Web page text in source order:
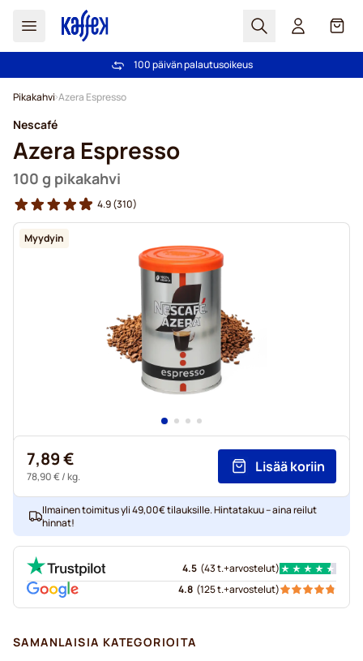
Haku Kori
Ilmainen toimitus yli 49,00€ tilauksille
100 päivän palautusoikeus
Pikakahvi Azera Espresso
Myydyin
Nescafé
Azera Espresso
100 g pikakahvi
4.9(310)
7,89 €
78,90 €/ kg.
Lisää koriin
Ilmainen toimitus yli 49,00€ tilauksille. Hintatakuu – aina reilut
hinnat!
4.5 (43 t.+arvostelut)
4.8 (125 t.+arvostelut)
SAMANLAISIA KATEGORIOITA